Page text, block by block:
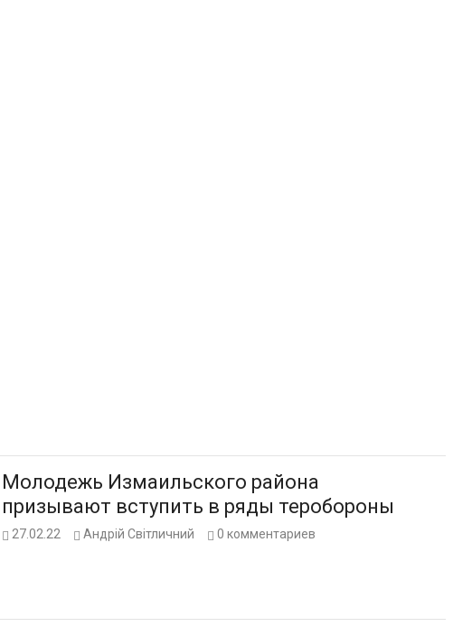
Молодежь Измаильского района
призывают вступить в ряды теробороны
27.02.22 Андрій Світличний 0 комментариев